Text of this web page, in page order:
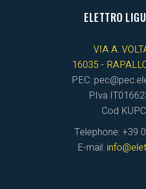
ELETTRO
VIA A.
16035 -
PEC:
P.Iva
Cod
Telephone: +39
E-mail: